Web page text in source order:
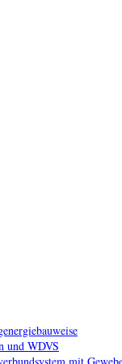
und WDVS